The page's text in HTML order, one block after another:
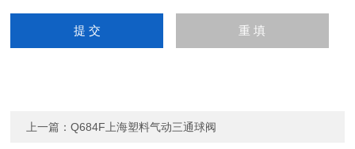
上一篇：Q684F上海塑料气动三通球阀